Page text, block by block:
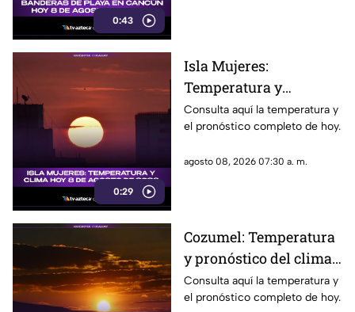
0:43
0:29
Isla Mujeres:
Temperatura y
pronóstico del clima
para hoy, 8 de agosto de
Consulta aquí la temperatura y
el pronóstico completo de hoy.
agosto 08, 2026 07:30 a. m.
Cozumel: Temperatura
y pronóstico del clima
para hoy, 8 de agosto de
2026
Consulta aquí la temperatura y
el pronóstico completo de hoy.